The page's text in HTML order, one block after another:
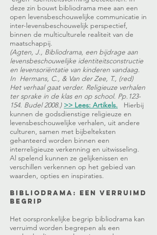
deze zin bouwt bibliodrama mee aan een
open levensbeschouwelijke communicatie in
inter-levensbeschouwelijk perspectief,
binnen de multiculturele realiteit van de
maatschappij.
(Agten, J., Bibliodrama, een bijdrage aan
levensbeschouwelijke identiteitsconstructie
en levensoriëntatie van kinderen vandaag.
In Hermans, C., & Van der Zee, T., (red)
Het verhaal gaat verder. Religieuze verhalen
ter sprake in de klas en op school. Pp.123-
154. Budel 2008.) >> Lees: Artikels. Hierbij
kunnen de godsdienstige religieuze en
levensbeschouwelijke verhalen, uit andere
culturen, samen met bijbelteksten
gehanteerd worden binnen een
interreligieuze verkenning en uitwisseling.
Al spelend kunnen ze gelijkenissen en
verschillen verkennen op het gebied van
waarden, opties en inspiraties.
Bibliodrama: een verruimd
begrip
Het oorspronkelijke begrip bibliodrama kan
verruimd worden begrepen als een